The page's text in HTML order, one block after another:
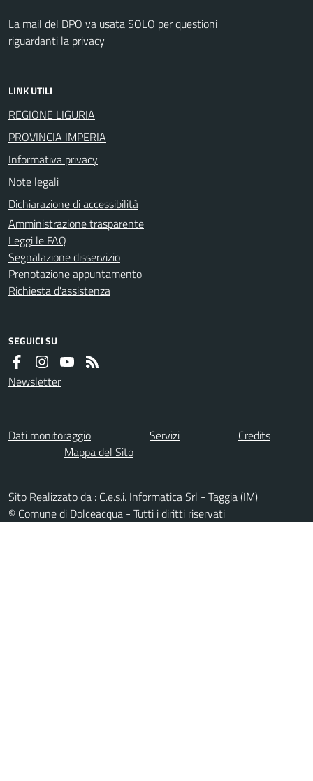
La mail del DPO va usata SOLO per questioni
riguardanti la privacy
LINK UTILI
REGIONE LIGURIA
PROVINCIA IMPERIA
Informativa privacy
Note legali
Dichiarazione di accessibilità
Amministrazione trasparente
Leggi le FAQ
Segnalazione disservizio
Prenotazione appuntamento
Richiesta d'assistenza
SEGUICI SU
Newsletter
Dati monitoraggio Servizi
Credits
Mappa del Sito
Sito Realizzato da : C.e.s.i. Informatica Srl - Taggia (IM)
© Comune di Dolceacqua - Tutti i diritti riservati